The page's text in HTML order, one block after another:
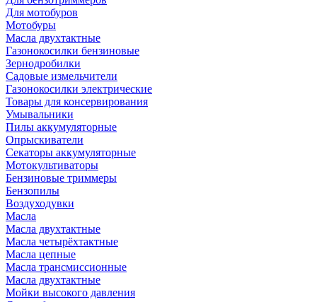
Для мотобуров
Мотобуры
Масла двухтактные
Газонокосилки бензиновые
Зернодробилки
Садовые измельчители
Газонокосилки электрические
Товары для консервирования
Умывальники
Пилы аккумуляторные
Опрыскиватели
Секаторы аккумуляторные
Мотокультиваторы
Бензиновые триммеры
Бензопилы
Воздуходувки
Масла
Масла двухтактные
Масла четырёхтактные
Масла цепные
Масла трансмиссионные
Масла двухтактные
Мойки высокого давления